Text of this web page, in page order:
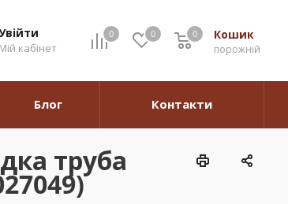
0 0 Кошик
0
порожній
0
Мій кабінет
Блог Контакти
труба